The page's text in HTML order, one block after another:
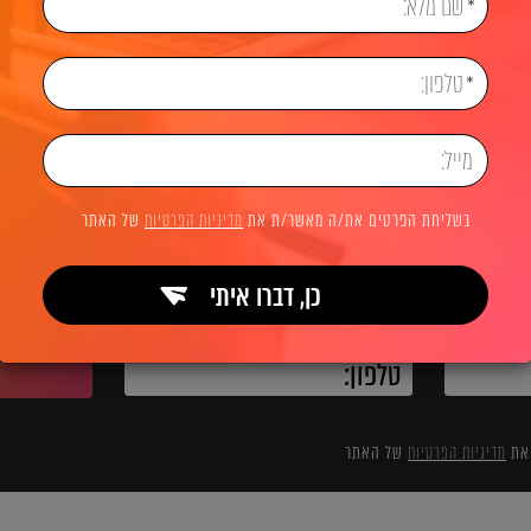
אתרים בלוג בניית אתרים בניית אתרים בוורדפרס (Wordpress)
לשיחת ייעוץ והצעת מחיר
השאירו פרטים ואנחנו מיד מתקשרים:
מדיניות הפרטיות של האתר
בשליחת הפרטים את/ה מאשר/ת את מדיניות הפרטיותשל האתר
כן, דברו איתי